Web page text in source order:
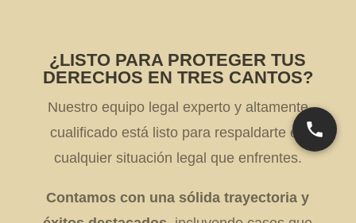
¿LISTO PARA PROTEGER TUS
DERECHOS EN TRES CANTOS?
Nuestro equipo legal experto y altamente
cualificado está listo para respaldarte en
cualquier situación legal que enfrentes.
Contamos con una sólida trayectoria y